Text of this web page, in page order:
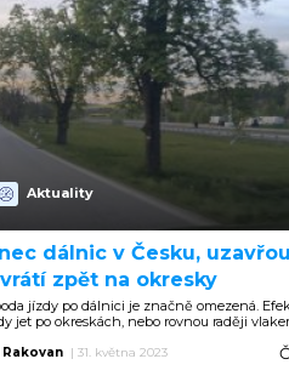
Aktuality
dálnic v Česku,
zpět na okresky
jízdy po dálnici je značně omezená.
jet po okreskách, nebo rovnou raději
Rakovan | 31. května 2023